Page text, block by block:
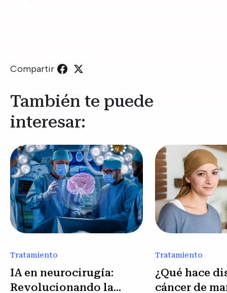
Compartir
También te puede
interesar:
Tratamiento
IA en neurocirugía:
Revolucionando la
Tratamiento
¿Qué hace
cáncer de